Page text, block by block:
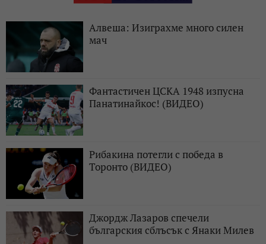
Алвеша: Изиграхме много силен
мач
Фантастичен ЦСКА 1948 изпусна
Панатинайкос! (ВИДЕО)
Рибакина потегли с победа в
Торонто (ВИДЕО)
Джордж Лазаров спечели
българския сблъсък с Янаки Милев